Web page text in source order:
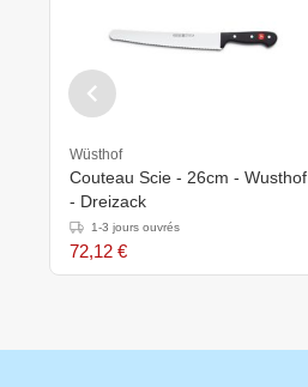
Wüsthof
Couteau Scie - 26cm - Wusthof
- Dreizack
1-3 jours ouvrés
72,12 €